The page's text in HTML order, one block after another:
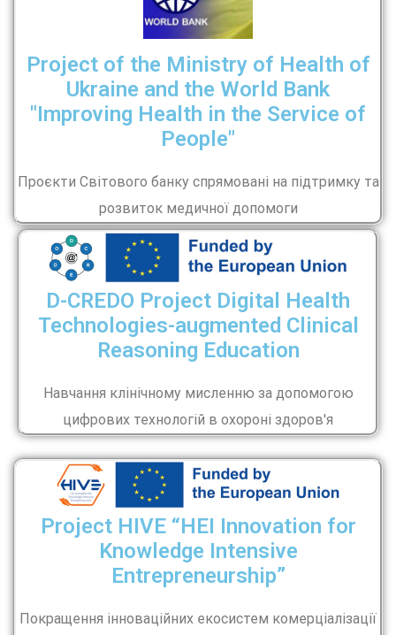
Project of the Ministry of Health of
Ukraine and the World Bank
"Improving Health in the Service of
People"
Проєкти Світового банку спрямовані на підтримку та
розвиток медичної допомоги
D-CREDO Project Digital Health
Technologies-augmented Clinical
Reasoning Education
Навчання клінічному мисленню за допомогою
цифрових технологій в охороні здоров'я
Project HIVE “HEI Innovation for
Knowledge Intensive
Entrepreneurship”
Покращення інноваційних екосистем комерціалізації